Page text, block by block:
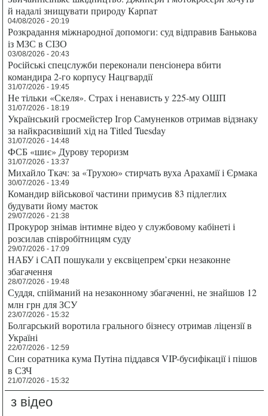
й надалі знищувати природу Карпат
04/08/2026 - 20:19
Розкрадання міжнародної допомоги: суд відправив Банькова
із МЗС в СІЗО
03/08/2026 - 20:43
Російські спецслужби переконали пенсіонера вбити
командира 2-го корпусу Нацгвардії
31/07/2026 - 19:45
Не тільки «Скеля». Страх і ненависть у 225-му ОШП
31/07/2026 - 18:19
Український гросмейстер Ігор Самуненков отримав відзнаку
за найкрасивіший хід на Titled Tuesday
31/07/2026 - 14:48
ФСБ «шиє» Дурову тероризм
31/07/2026 - 13:37
Михайло Ткач: за «Трухою» стирчать вуха Арахамії і Єрмака
30/07/2026 - 13:49
Командир військової частини примусив 83 підлеглих
будувати йому маєток
29/07/2026 - 21:38
Прокурор знімав інтимне відео у службовому кабінеті і
розсилав співробітницям суду
29/07/2026 - 17:09
НАБУ і САП пошукали у ексвіцепрем’єрки незаконне
збагачення
28/07/2026 - 19:48
Суддя, спійманий на незаконному збагаченні, не знайшов 12
млн грн для ЗСУ
23/07/2026 - 15:32
Болгарський воротила грального бізнесу отримав ліцензії в
Україні
22/07/2026 - 12:59
Син соратника кума Путіна піддався VIP-бусифікації і пішов
в СЗЧ
21/07/2026 - 15:32
з відео